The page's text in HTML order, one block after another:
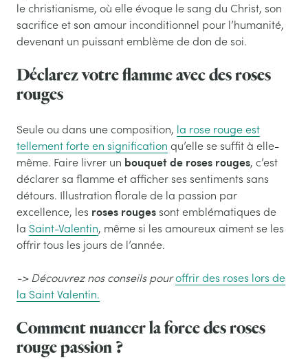
le christianisme, où elle évoque le sang du Christ, son
sacrifice et son amour inconditionnel pour l’humanité,
devenant un puissant emblème de don de soi.
Déclarez votre flamme avec des roses
rouges
Seule ou dans une composition, la rose rouge est
tellement forte en signification qu’elle se suffit à elle-
même. Faire livrer un bouquet de roses rouges, c’est
déclarer sa flamme et afficher ses sentiments sans
détours. Illustration florale de la passion par
excellence, les roses rouges sont emblématiques de
la Saint-Valentin, même si les amoureux aiment se les
offrir tous les jours de l’année.
-> Découvrez nos conseils pouroffrir des roses lors de
la Saint Valentin.
Comment nuancer la force des roses
rouge passion ?